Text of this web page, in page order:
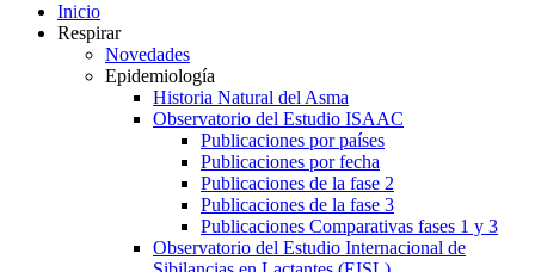
Inicio
Respirar
Novedades
Epidemiología
Historia Natural del Asma
Observatorio del Estudio ISAAC
Publicaciones por países
Publicaciones por fecha
Publicaciones de la fase 2
Publicaciones de la fase 3
Publicaciones Comparativas fases 1 y 3
Observatorio del Estudio Internacional de